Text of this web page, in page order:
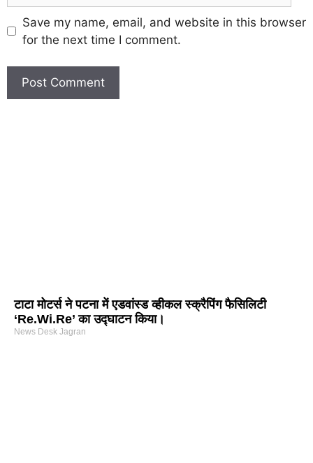
Save my name, email, and website in this browser
for the next time I comment.
टाटा मोटर्स ने पटना में एडवांस्ड व्हीकल स्क्रैपिंग फैसिलिटी
‘Re.Wi.Re’ का उद्घाटन किया।
News Desk Jagran